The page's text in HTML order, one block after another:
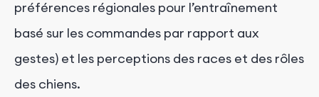
préférences régionales pour l’entraînement
basé sur les commandes par rapport aux
gestes) et les perceptions des races et des rôles
des chiens.